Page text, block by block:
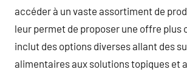
accéder à un vaste assortiment de
leur permet de proposer une offre plus
inclut des options diverses allant des
alimentaires aux solutions topiques et